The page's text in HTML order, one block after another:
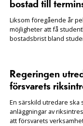
bostad till
Liksom föregående år
möjligheter att få
bostadsbrist bland
Regeringen
försvarets
En särskild utredare ska
anläggningar av
att försvarets